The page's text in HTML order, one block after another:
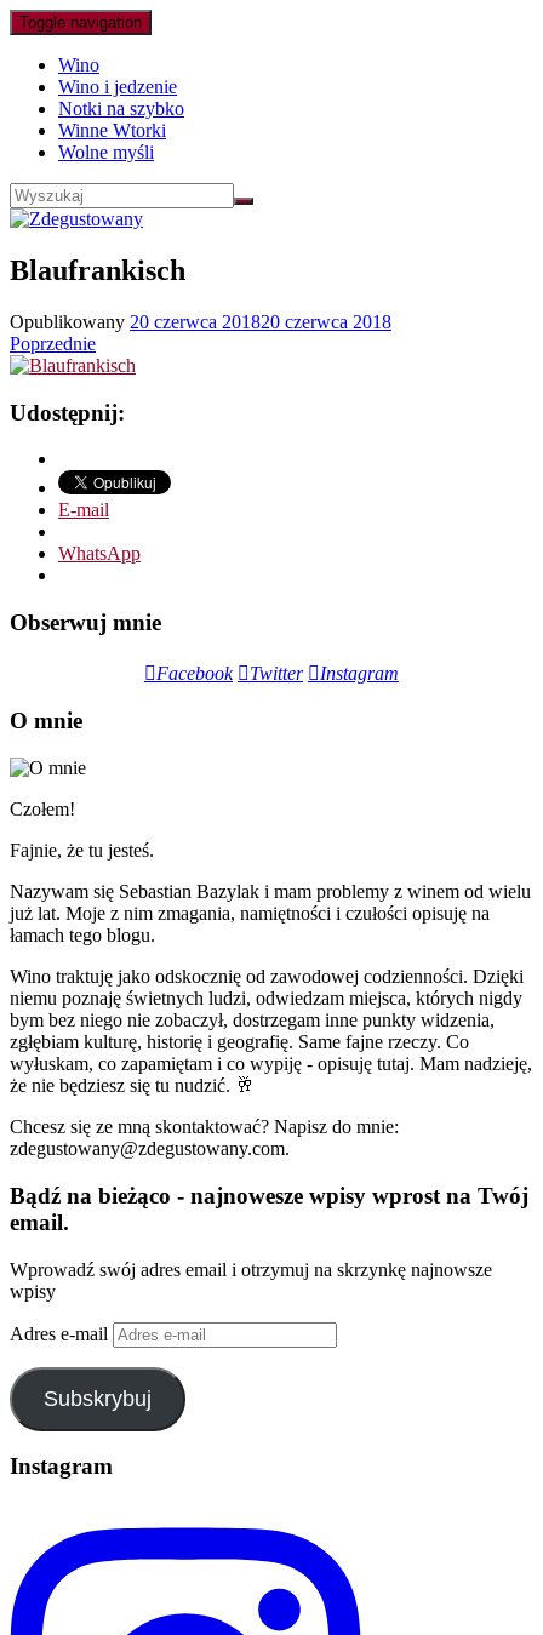
Toggle navigation
Wino
Wino i jedzenie
Notki na szybko
Winne Wtorki
Wolne myśli
Blaufrankisch
Opublikowany 20 czerwca 201820 czerwca 2018
Poprzednie
Udostępnij:
E-mail
WhatsApp
Obserwuj mnie
Facebook Twitter Instagram
O mnie
Czołem!
Fajnie, że tu jesteś.
Nazywam się Sebastian Bazylak i mam problemy z winem od wielu
już lat. Moje z nim zmagania, namiętności i czułości opisuję na
łamach tego blogu.
Wino traktuję jako odskocznię od zawodowej codzienności. Dzięki
niemu poznaję świetnych ludzi, odwiedzam miejsca, których nigdy
bym bez niego nie zobaczył, dostrzegam inne punkty widzenia,
zgłębiam kulturę, historię i geografię. Same fajne rzeczy. Co
wyłuskam, co zapamiętam i co wypiję - opisuję tutaj. Mam nadzieję,
że nie będziesz się tu nudzić. 🥂
Chcesz się ze mną skontaktować? Napisz do mnie:
zdegustowany@zdegustowany.com.
Bądź na bieżąco - najnowesze wpisy wprost na Twój
email.
Wprowadź swój adres email i otrzymuj na skrzynkę najnowsze
wpisy
Adres e-mail
Subskrybuj
Instagram